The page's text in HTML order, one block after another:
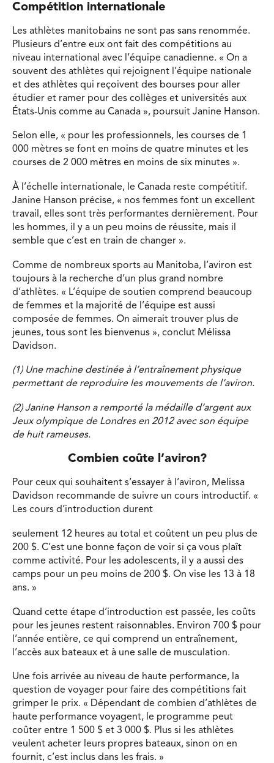
Compétition internationale
Les athlètes manitobains ne sont pas sans renommée.
Plusieurs d’entre eux ont fait des compétitions au
niveau international avec l’équipe canadienne. « On a
souvent des athlètes qui rejoignent l’équipe nationale
et des athlètes qui reçoivent des bourses pour aller
étudier et ramer pour des collèges et universités aux
États-Unis comme au Canada », poursuit Janine Hanson.
Selon elle, « pour les professionnels, les courses de 1
000 mètres se font en moins de quatre minutes et les
courses de 2 000 mètres en moins de six minutes ».
À l’échelle internationale, le Canada reste compétitif.
Janine Hanson précise, « nos femmes font un excellent
travail, elles sont très performantes dernièrement. Pour
les hommes, il y a un peu moins de réussite, mais il
semble que c’est en train de changer ».
Comme de nombreux sports au Manitoba, l’aviron est
toujours à la recherche d’un plus grand nombre
d’athlètes. « L’équipe de soutien comprend beaucoup
de femmes et la majorité de l’équipe est aussi
composée de femmes. On aimerait trouver plus de
jeunes, tous sont les bienvenus », conclut Mélissa
Davidson.
(1) Une machine destinée à l’entraînement physique
permettant de reproduire les mouvements de l’aviron.
(2) Janine Hanson a remporté la médaille d’argent aux
Jeux olympique de Londres en 2012 avec son équipe
de huit rameuses.
Combien coûte l’aviron?
Pour ceux qui souhaitent s’essayer à l’aviron, Melissa
Davidson recommande de suivre un cours introductif. «
Les cours d’introduction durent
seulement 12 heures au total et coûtent un peu plus de
200 $. C’est une bonne façon de voir si ça vous plaît
comme activité. Pour les adolescents, il y a aussi des
camps pour un peu moins de 200 $. On vise les 13 à 18
ans. »
Quand cette étape d’introduction est passée, les coûts
pour les jeunes restent raisonnables. Environ 700 $ pour
l’année entière, ce qui comprend un entraînement,
l’accès aux bateaux et à une salle de musculation.
Une fois arrivée au niveau de haute performance, la
question de voyager pour faire des compétitions fait
grimper le prix. « Dépendant de combien d’athlètes de
haute performance voyagent, le programme peut
coûter entre 1 500 $ et 3 000 $. Plus si les athlètes
veulent acheter leurs propres bateaux, sinon on en
fournit, c’est inclus dans les frais. »